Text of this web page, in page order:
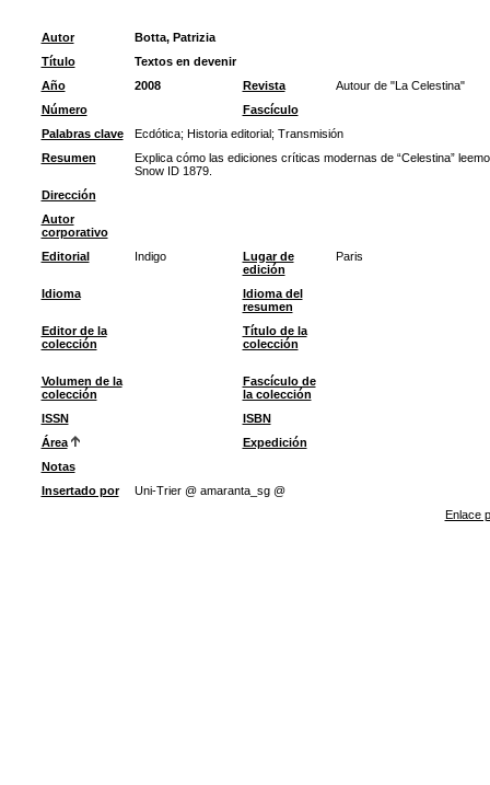
Autor
Botta, Patrizia
Título
Textos en devenir
Año
2008 Revista
Autour de "La Celestina"
Número
Fascículo
Palabras clave
Ecdótica; Historia editorial; Transmisión
Resumen
Explica cómo las ediciones críticas modernas de “Celestina”
Snow ID 1879.
Dirección
Autor
corporativo
Editorial
Indigo
Lugar de
edición
Paris
Idioma
Idioma del
resumen
Editor de la
colección
Título de la
colección
Volumen de la
colección
Fascículo de
la colección
ISSN
ISBN
Área
Expedición
Notas
Insertado por
Uni-Trier @ amaranta_sg @
Enlace